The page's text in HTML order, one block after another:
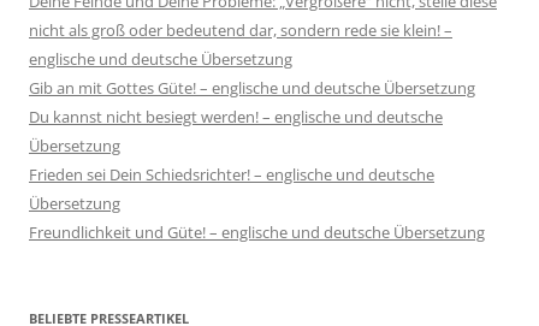
nicht als groß oder bedeutend dar, sondern rede sie klein! –
englische und deutsche Übersetzung
Gib an mit Gottes Güte! – englische und deutsche Übersetzung
Du kannst nicht besiegt werden! – englische und deutsche
Übersetzung
Frieden sei Dein Schiedsrichter! – englische und deutsche
Übersetzung
Freundlichkeit und Güte! – englische und deutsche Übersetzung
BELIEBTE PRESSEARTIKEL